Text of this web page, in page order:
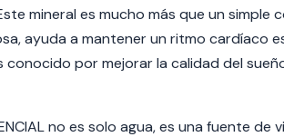
mineral es mucho más que un simple
ayuda a mantener un ritmo cardíaco
conocido por mejorar la calidad del
no es solo agua, es una fuente